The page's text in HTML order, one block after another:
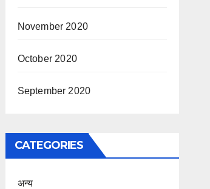
November 2020
October 2020
September 2020
CATEGORIES
अन्य